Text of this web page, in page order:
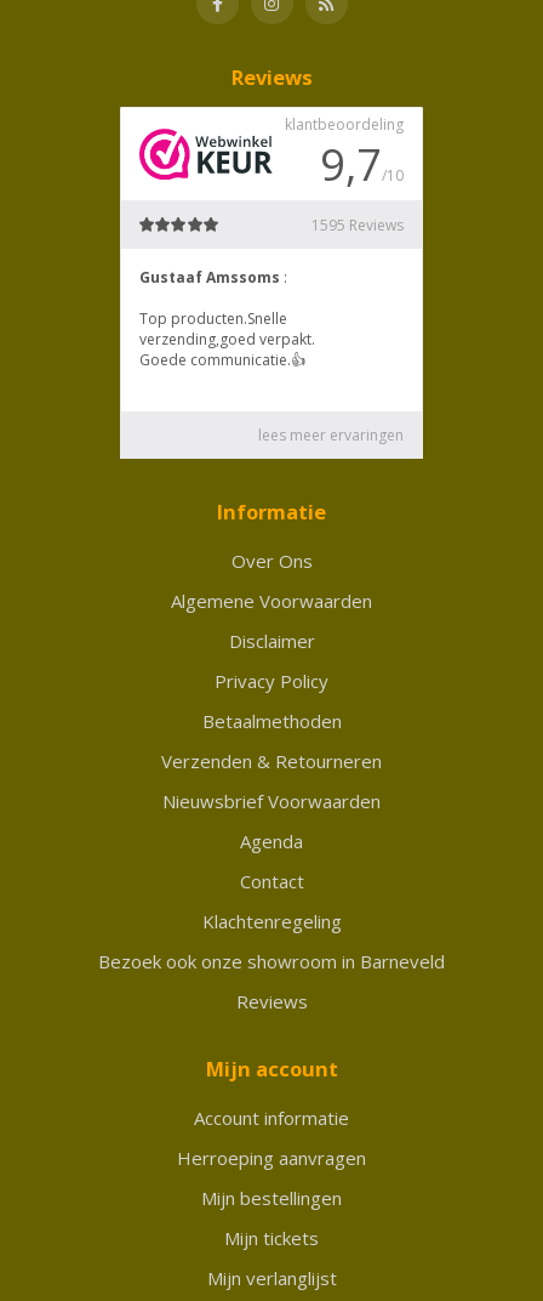
Reviews
Informatie
Over Ons
Algemene Voorwaarden
Disclaimer
Privacy Policy
Betaalmethoden
Verzenden & Retourneren
Nieuwsbrief Voorwaarden
Agenda
Contact
Klachtenregeling
Bezoek ook onze showroom in Barneveld
Reviews
Mijn account
Account informatie
Herroeping aanvragen
Mijn bestellingen
Mijn tickets
Mijn verlanglijst